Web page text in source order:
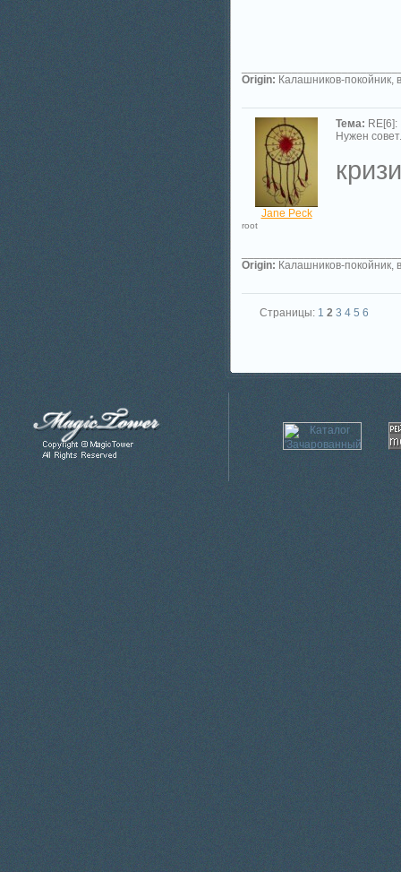
Origin: Калашников-покойник,
Jane Peck
root
Тема: RE[6]:
Нужен
Origin: Калашников-покойник,
Страницы: 1 2 3 4 5 6